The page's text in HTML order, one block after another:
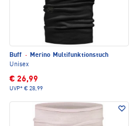
Buff · Merino Multifunktionstuch
Unisex
€ 26,99
UVP* € 28,99